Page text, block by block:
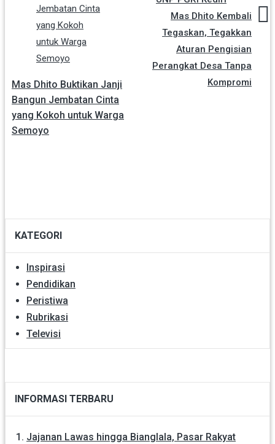
Mas Dhito Buktikan Janji
Bangun Jembatan Cinta
yang Kokoh untuk Warga
Semoyo
Mas Dhito Kembali
Tegaskan, Tegakkan
Aturan Pengisian
Perangkat Desa Tanpa
Kompromi
KATEGORI
Inspirasi
Pendidikan
Peristiwa
Rubrikasi
Televisi
INFORMASI TERBARU
Jajanan Lawas hingga Bianglala, Pasar Rakyat